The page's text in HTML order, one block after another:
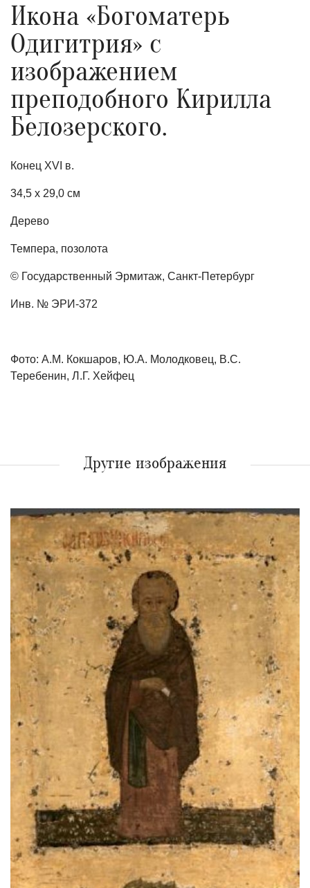
Икона «Богоматерь
Одигитрия» с
изображением
преподобного Кирилла
Белозерского.
Конец XVI в.
34,5 x 29,0 см
Дерево
Темпера, позолота
© Государственный Эрмитаж, Санкт-Петербург
Инв. № ЭРИ-372
Фото: А.М. Кокшаров, Ю.А. Молодковец, В.С.
Теребенин, Л.Г. Хейфец
Другие изображения